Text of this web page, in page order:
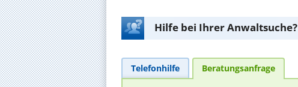
Hilfe bei Ihrer Anwaltsuche?
Telefonhilfe Beratungsanfrage